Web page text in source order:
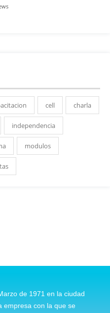
cell charla
independencia
modulos
de 1971 en la ciudad
empresa con la que se